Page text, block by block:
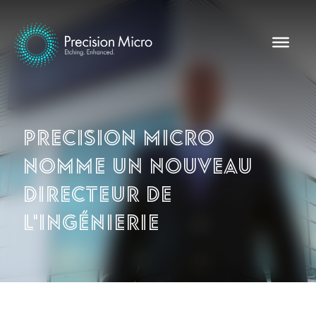
Precision Micro
nomme un nouveau
directeur de
l'ingénierie